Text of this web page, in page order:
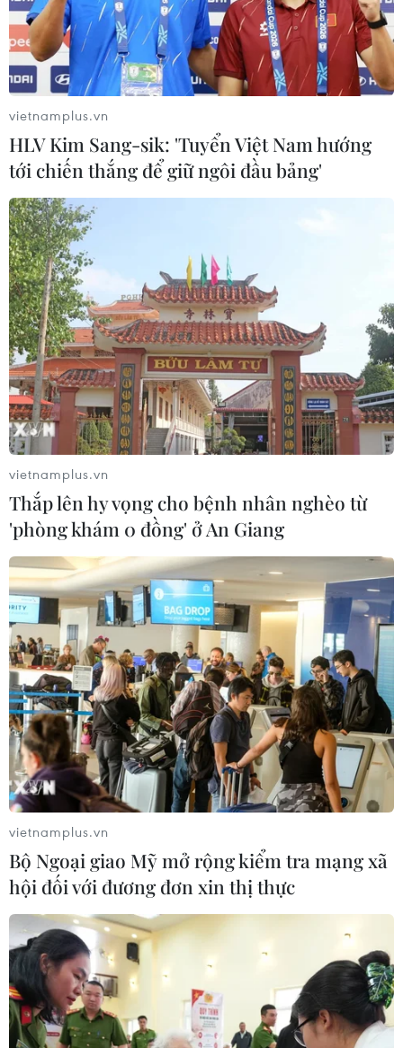
Thu hút đầu tư ở TP.HCM vẫn khả quan dù
tác động bởi dịch COVID-19
12/11/2021 07:24
Sau thời gian thực hiện giãn cách xã hội, các doanh
nghiệp cũng dần thích ứng với việc sản xuất trong điều
kiện phòng, chống dịch mới theo hướng dẫn của Bộ,
ngành và cơ quan y tế.
OCB dành gói ưu đãi 1.000 tỷ đồng hỗ trợ
doanh nghiệp siêu nhỏ
15/11/2021 08:49
Đối tượng được vay vốn của gói tín dụng ưu đãi 1.000 tỷ
đồng của OCB là các doanh nghiệp siêu nhỏ có doanh
thu dưới 20 tỷ đồng thuộc nhóm ưu tiên như thương mại
hàng tiêu dùng, công nghiệp chế biến...
vietnamplus.vn
HLV Kim Sang-sik: 'Tuyển Việt Nam hướng
tới chiến thắng để giữ ngôi đầu bảng'
vietnamplus.vn
Thắp lên hy vọng cho bệnh nhân nghèo từ
'phòng khám 0 đồng' ở An Giang
vietnamplus.vn
Bộ Ngoại giao Mỹ mở rộng kiểm tra mạng xã
hội đối với đương đơn xin thị thực